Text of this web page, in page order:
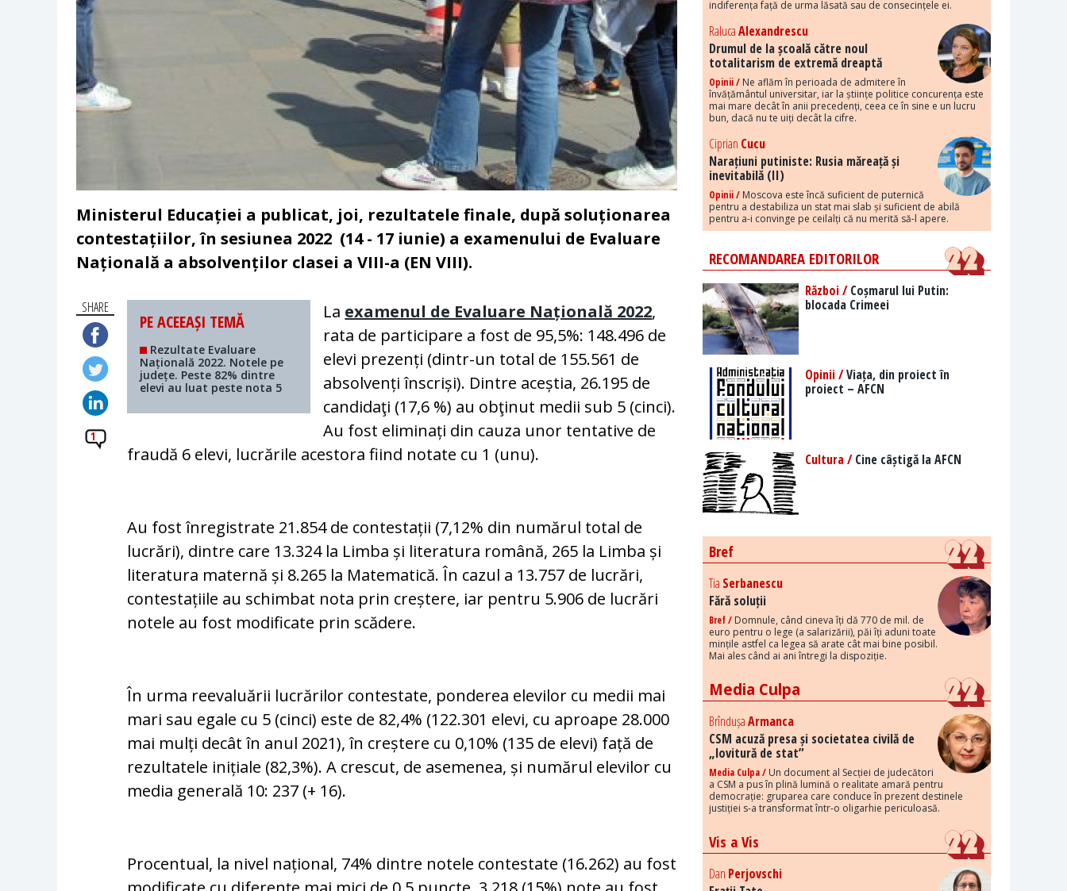
Ministerul Educației a publicat, joi, rezultatele finale, după soluționarea
contestațiilor, în sesiunea 2022 (14 - 17 iunie) a examenului de Evaluare
Națională a absolvenților clasei a VIII-a (EN VIII).
SHARE
1
PE ACEEAȘI TEMĂ
Rezultate Evaluare
Națională 2022. Notele pe
județe. Peste 82% dintre
elevi au luat peste nota 5
La examenul de Evaluare Națională 2022,
rata de participare a fost de 95,5%: 148.496 de
elevi prezenți (dintr-un total de 155.561 de
absolvenți înscriși). Dintre aceștia, 26.195 de
candidaţi (17,6 %) au obţinut medii sub 5 (cinci).
Au fost eliminați din cauza unor tentative de
fraudă 6 elevi, lucrările acestora fiind notate cu 1 (unu).
Au fost înregistrate 21.854 de contestații (7,12% din numărul total de
lucrări), dintre care 13.324 la Limba și literatura română, 265 la Limba și
literatura maternă și 8.265 la Matematică. În cazul a 13.757 de lucrări,
contestațiile au schimbat nota prin creștere, iar pentru 5.906 de lucrări
notele au fost modificate prin scădere.
În urma reevaluării lucrărilor contestate, ponderea elevilor cu medii mai
mari sau egale cu 5 (cinci) este de 82,4% (122.301 elevi, cu aproape 28.000
mai mulți decât în anul 2021), în creștere cu 0,10% (135 de elevi) față de
rezultatele inițiale (82,3%). A crescut, de asemenea, și numărul elevilor cu
media generală 10: 237 (+ 16).
Procentual, la nivel național, 74% dintre notele contestate (16.262) au fost
indiferența față de urma lăsată sau de consecințele ei.
RalucaAlexandrescu
Drumul de la școală către noul
totalitarism de extremă dreaptă
Opinii / Ne aflăm în perioada de admitere în
învățământul universitar, iar la științe politice concurența este
mai mare decât în anii precedenți, ceea ce în sine e un lucru
bun, dacă nu te uiți decât la cifre.
Ciprian Cucu
Narațiuni putiniste: Rusia măreață și
inevitabilă (II)
Opinii / Moscova este încă suficient de puternică
pentru a destabiliza un stat mai slab și suficient de abilă
pentru a-i convinge pe ceilalți că nu merită să-l apere.
RECOMANDAREA EDITORILOR
Război /Coșmarul lui Putin:
blocada Crimeei
Opinii /Viața, din proiect în
proiect – AFCN
Cultura /Cine câștigă la AFCN
Bref
Tia Serbanescu
Fără soluții
Bref / Domnule, când cineva îți dă 770 de mil. de
euro pentru o lege (a salarizării), păi îți aduni toate
mințile astfel ca legea să arate cât mai bine posibil.
Mai ales când ai ani întregi la dispoziție.
Media Culpa
BrîndușaArmanca
CSM acuză presa și societatea civilă de
„lovitură de stat”
Media Culpa / Un document al Secției de judecători
a CSM a pus în plină lumină o realitate amară pentru
democrație: gruparea care conduce în prezent destinele
justiției s-a transformat într-o oligarhie periculoasă.
Vis a Vis
Dan Perjovschi